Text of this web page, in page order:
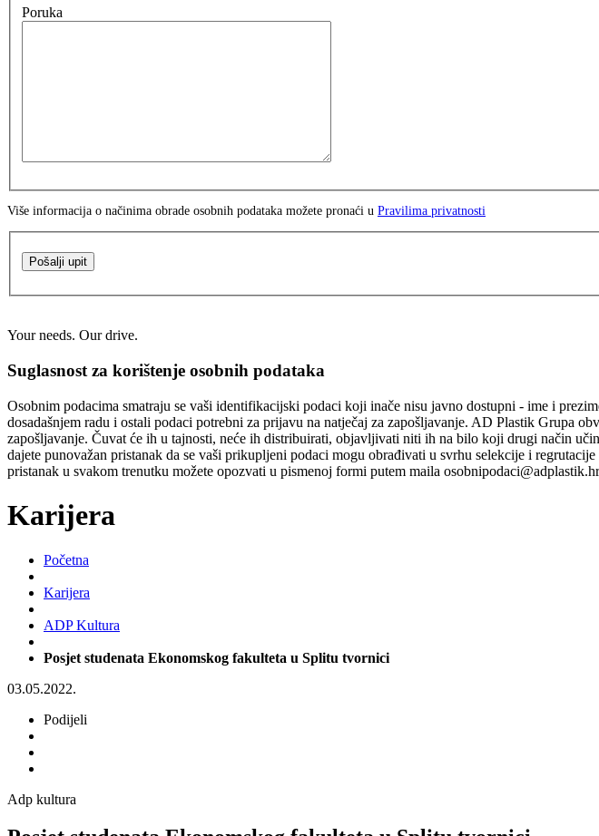
Poruka
Više informacija o načinima obrade osobnih podataka možete pronaći u Pravilima privatnosti
Pošalji upit
Your needs. Our drive.
Suglasnost za korištenje osobnih podataka
Osobnim podacima smatraju se vaši identifikacijski podaci koji inače nisu javno dostupni - ime i
dosadašnjem radu i ostali podaci potrebni za prijavu na natječaj za zapošljavanje. AD Plastik Grupa
zapošljavanje. Čuvat će ih u tajnosti, neće ih distribuirati, objavljivati niti ih na bilo koji drugi način
dajete punovažan pristanak da se vaši prikupljeni podaci mogu obrađivati u svrhu selekcije i
pristanak u svakom trenutku možete opozvati u pismenoj formi putem maila
Karijera
Početna
Karijera
ADP Kultura
Posjet studenata Ekonomskog fakulteta u Splitu tvornici
03.05.2022.
Podijeli
Adp kultura